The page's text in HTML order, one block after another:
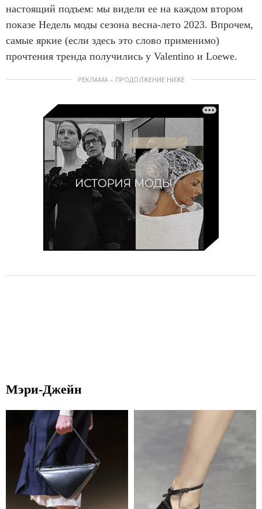
настоящий подъем: мы видели ее на каждом втором
показе Недель моды сезона весна-лето 2023. Впрочем,
самые яркие (если здесь это слово применимо)
прочтения тренда получились у Valentino и Loewe.
РЕКЛАМА – ПРОДОЛЖЕНИЕ НИЖЕ
Мэри-Джейн